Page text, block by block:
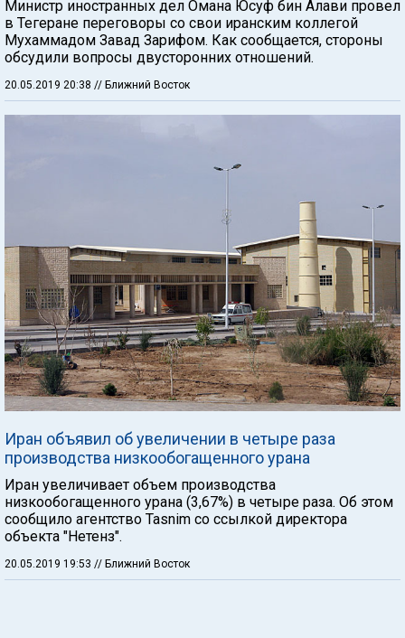
Министр иностранных дел Омана Юсуф бин Алави провел
в Тегеране переговоры со свои иранским коллегой
Мухаммадом Завад Зарифом. Как сообщается, стороны
обсудили вопросы двусторонних отношений.
20.05.2019 20:38 // Ближний Восток
Иран объявил об увеличении в четыре раза
производства низкообогащенного урана
Иран увеличивает объем производства
низкообогащенного урана (3,67%) в четыре раза. Об этом
сообщило агентство Tasnim со ссылкой директора
объекта "Нетенз".
20.05.2019 19:53 // Ближний Восток